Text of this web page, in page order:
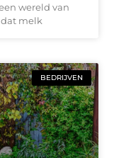
wereld van
melk
BEDRIJVEN